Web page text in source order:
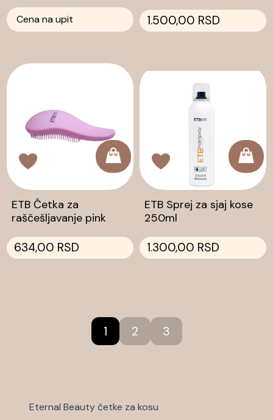
Cena na upit 1.500,00 RSD
ETB Četka za
raščešljavanje pink
634,00 RSD
ETB Sprej za sjaj kose
250ml
1.300,00 RSD
1 2 3
Eternal Beauty četke za kosu